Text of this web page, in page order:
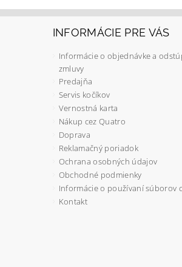
INFORMÁCIE PRE VÁS
Informácie o objednávke a
zmluvy
Predajňa
Servis kočíkov
Vernostná karta
Nákup cez Quatro
Doprava
Reklamačný poriadok
Ochrana osobných údajov
Obchodné podmienky
Informácie o používaní súborov
Kontakt